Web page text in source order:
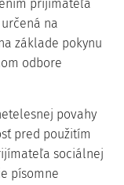
prijímateľa
na
základe pokynu
odbore
povahy
pred použitím
sociálnej
písomne